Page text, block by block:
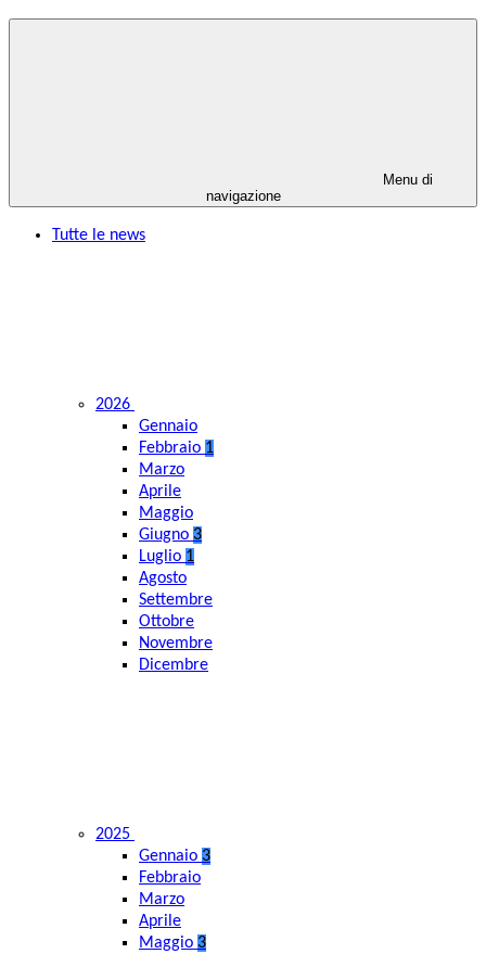
Menu di
navigazione
Tutte le news
2026
Gennaio
Febbraio 1
Marzo
Aprile
Maggio
Giugno 3
Luglio 1
Agosto
Settembre
Ottobre
Novembre
Dicembre
2025
Gennaio 3
Febbraio
Marzo
Aprile
Maggio 3